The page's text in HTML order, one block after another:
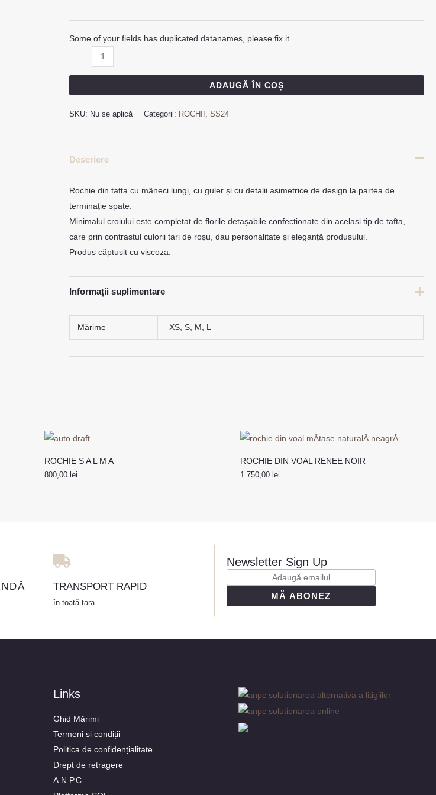
Some of your fields has duplicated datanames, please fix it
ADAUGĂ ÎN COȘ
SKU: Nu se aplică Categorii: ROCHII ,SS24
Descriere
Rochie din tafta cu mâneci lungi, cu guler și cu detalii asimetrice de design la partea de
terminație spate.
Minimalul croiului este completat de florile detașabile confecționate din același tip de tafta,
care prin contrastul culorii tari de roșu, dau personalitate și eleganță produsului.
Produs căptușit cu viscoza.
Informații suplimentare
Mărime XS, S, M, L
ROCHIE S A L M A
800,00 lei
ROCHIE DIN VOAL RENEE NOIR
1.750,00 lei
TRANSPORT RAPID
în toată țara
Newsletter Sign Up
MĂ ABONEZ
Links
Ghid Mărimi
Termeni și condiții
Politica de confidențialitate
Drept de retragere
A.N.P.C